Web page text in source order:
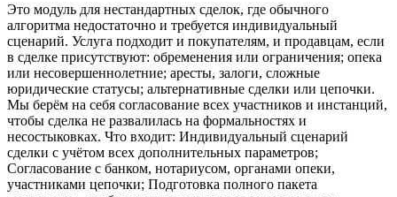
Это модуль для нестандартных сделок, где обычного
алгоритма недостаточно и требуется индивидуальный
сценарий. Услуга подходит и покупателям, и продавцам, если
в сделке присутствуют: обременения или ограничения; опека
или несовершеннолетние; аресты, залоги, сложные
юридические статусы; альтернативные сделки или цепочки.
Мы берём на себя согласование всех участников и инстанций,
чтобы сделка не развалилась на формальностях и
несостыковках. Что входит: Индивидуальный сценарий
сделки с учётом всех дополнительных параметров;
Согласование с банком, нотариусом, органами опеки,
участниками цепочки; Подготовка полного пакета